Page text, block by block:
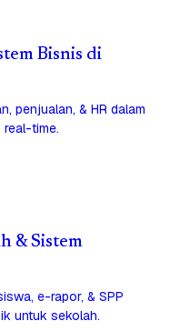
Bisnis di
penjualan, & HR dalam
time.
& Sistem
e-rapor, & SPP
untuk sekolah.